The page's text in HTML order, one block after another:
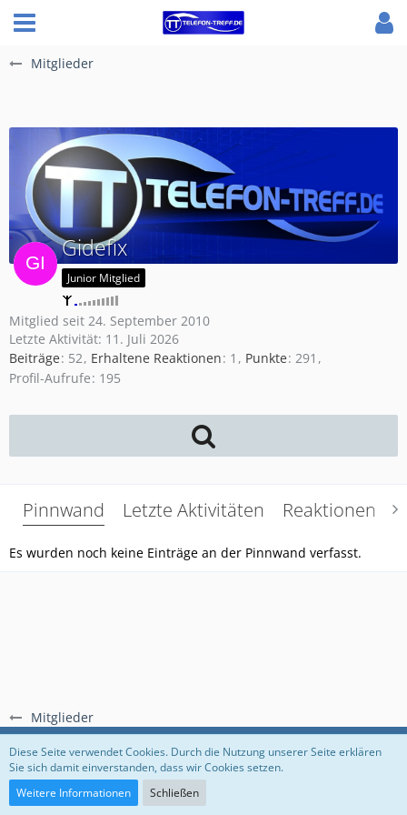
Mitglieder
Mitglieder
Gidefix
Junior Mitglied
Mitglied seit 24. September 2010
Letzte Aktivität: 11. Juli 2026
Beiträge 52 Erhaltene Reaktionen 1 Punkte 291
Profil-Aufrufe 195
Pinnwand Letzte Aktivitäten Reaktionen
Es wurden noch keine Einträge an der Pinnwand verfasst.
Regeln Datenschutzerklärung Impressum
Community-Software:
Diese Seite verwendet Cookies. Durch die Nutzung unserer Seite erklären
Sie sich damit einverstanden, dass wir Cookies setzen.
Weitere Informationen
Schließen